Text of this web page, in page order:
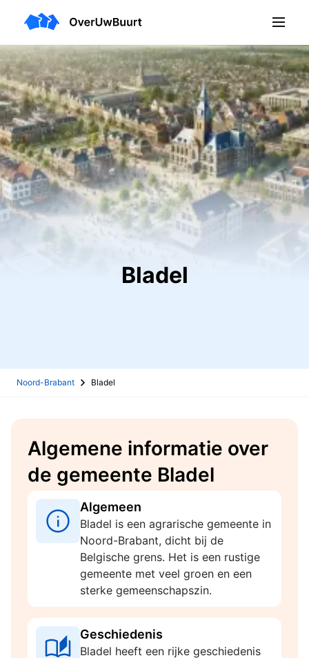
Bladel
Noord-Brabant Bladel
Algemene informatie over
de gemeente Bladel
Algemeen
Bladel is een agrarische gemeente in
Noord-Brabant, dicht bij de
Belgische grens. Het is een rustige
gemeente met veel groen en een
sterke gemeenschapszin.
Geschiedenis
Bladel heeft een rijke geschiedenis